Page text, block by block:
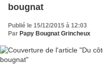
bougnat
Publié le 15/12/2015 à 12:03
Par Papy Bougnat Grincheux